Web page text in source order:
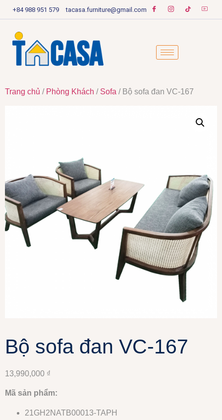
+84 988 951 579 tacasa.furniture@gmail.com
Trang chủ / Phòng Khách / Sofa / Bộ sofa đan VC-167
Bộ sofa đan VC-167
13,990,000 ₫
Mã sản phẩm:
21GH2NATB00013-TAPH